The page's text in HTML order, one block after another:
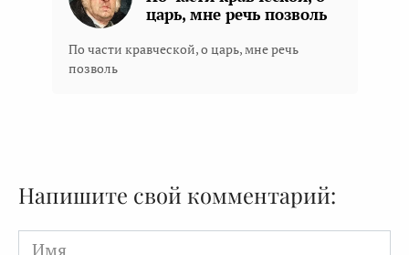
царь, мне речь позволь
По части кравческой, о царь, мне речь
позволь
Напишите свой комментарий:
Имя